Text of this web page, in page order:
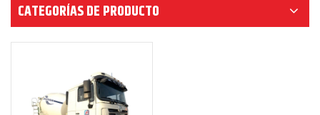
CATEGORÍAS DE PRODUCTO